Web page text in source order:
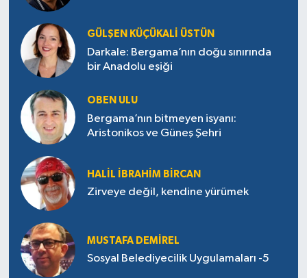
GÜLŞEN KÜÇÜKALI ÜSTÜN
Darkale: Bergama’nın doğu sınırında
bir Anadolu eşiği
OBEN ULU
Bergama’nın bitmeyen isyanı:
Aristonikos ve Güneş Şehri
HALIL İBRAHIM BIRCAN
Zirveye değil, kendine yürümek
MUSTAFA DEMIREL
Sosyal Belediyecilik Uygulamaları -5